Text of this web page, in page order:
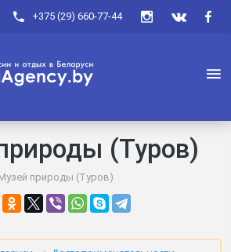
+375 (29) 660-77-44
(Туров)
природы (Туров)